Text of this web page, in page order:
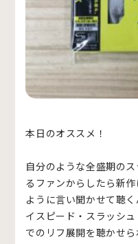
本日のオススメ！
自分のような全盛期の
るファンからしたら新
ように言い聞かせて聴
イスピード・スラッシ
でのリフ展開を聴かせ